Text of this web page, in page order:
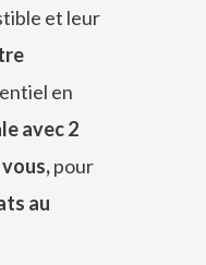
et leur
en
avec 2
pour
au